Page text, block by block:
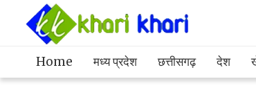
Home मध्य प्रदेश छत्तीसगढ़ देश